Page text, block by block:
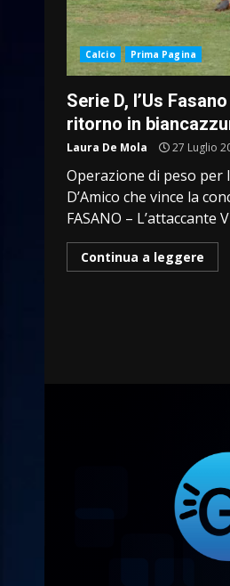
Calcio Prima Pagina
Serie D, l’Us
ritorno in
Laura De Mola 27 Luglio
Operazione di peso per
D’Amico che vince la
FASANO – L’attaccante
Continua a leggere